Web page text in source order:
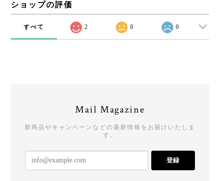
ショップの評価
すべて 2 0 0
Mail Magazine
新商品やキャンペーンなどの最新情報をお届けいたしま
す。
登録